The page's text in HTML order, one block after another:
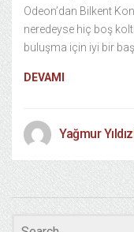
Odeon’dan Bilkent
neredeyse hiç boş
buluşma için iyi bir
DEVAMI
Yağmur